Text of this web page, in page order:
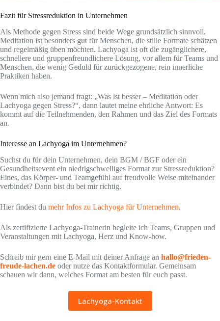
Fazit für Stressreduktion in Unternehmen
Als Methode gegen Stress sind beide Wege grundsätzlich sinnvoll.
Meditation ist besonders gut für Menschen, die stille Formate schätzen
und regelmäßig üben möchten. Lachyoga ist oft die zugänglichere,
schnellere und gruppenfreundlichere Lösung, vor allem für Teams und
Menschen, die wenig Geduld für zurückgezogene, rein innerliche
Praktiken haben.
Wenn mich also jemand fragt: „Was ist besser – Meditation oder
Lachyoga gegen Stress?“, dann lautet meine ehrliche Antwort: Es
kommt auf die Teilnehmenden, den Rahmen und das Ziel des Formats
an.
Interesse an Lachyoga im Unternehmen?
Suchst du für dein Unternehmen, dein BGM / BGF oder ein
Gesundheitsevent ein niedrigschwelliges Format zur Stressreduktion?
Eines, das Körper- und Teamgefühl auf freudvolle Weise miteinander
verbindet? Dann bist du bei mir richtig.
Hier findest du mehr Infos zu Lachyoga für Unternehmen.
Als zertifizierte Lachyoga-Trainerin begleite ich Teams, Gruppen und
Veranstaltungen mit Lachyoga, Herz und Know-how.
Schreib mir gern eine E-Mail mit deiner Anfrage an hallo@frieden-
freude-lachen.de oder nutze das Kontaktformular. Gemeinsam
schauen wir dann, welches Format am besten für euch passt.
Lachyoga-Kontakt